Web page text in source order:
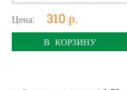
Цена: 310 р.
В КОРЗИНУ